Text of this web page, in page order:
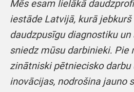
Mēs esam lielākā
iestāde Latvijā, kurā
daudzpusīgu diagnostiku un
sniedz mūsu darbinieki. Pie
zinātniski pētniecisko
inovācijas, nodrošina jauno